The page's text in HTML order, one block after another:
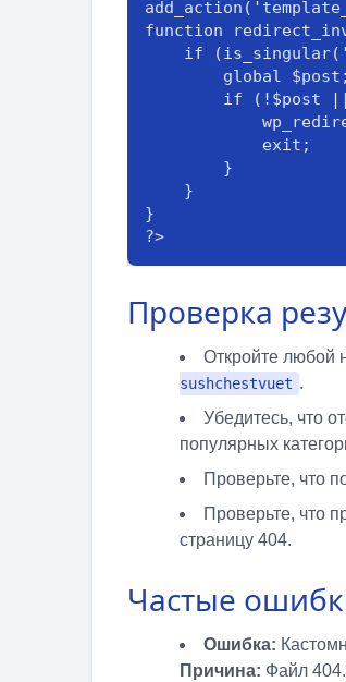
function
}
?>
Проверка
Откройте любой
sushchestvuet .
Убедитесь, что
популярных
Проверьте, что
Проверьте, что
страницу 404.
Частые
Ошибка:
Причина: Файл